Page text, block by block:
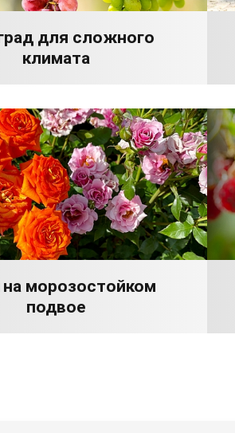
для сложного
климата
морозостойком
подвое